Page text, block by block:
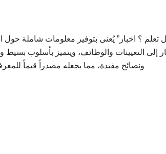
تعلم ؟ اخبار” يُعنى بتوفير معلومات شاملة
إلى التعيينات والوظائف، ويتميز بأسلوب
ونصائح مفيدة، مما يجعله مصدراً قيماً